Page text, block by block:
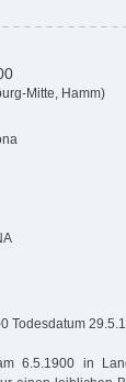
Mitte, Hamm)
Todesdatum
6.5.1900 in